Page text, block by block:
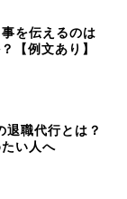
事を伝えるのは
【例文あり】
退職代行とは？
い人へ